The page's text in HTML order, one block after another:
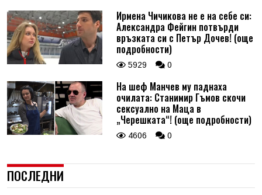
Ирмена Чичикова не е на себе си:
Александра Фейгин потвърди
връзката си с Петър Дочев! (още
подробности)
5929 0
На шеф Манчев му паднаха
очилата: Станимир Гъмов скочи
сексуално на Маца в
„Черешката“! (още подробности)
4606 0
ПОСЛЕДНИ